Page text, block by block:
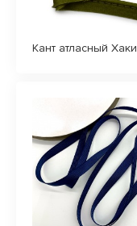
Кант атласный Хаки